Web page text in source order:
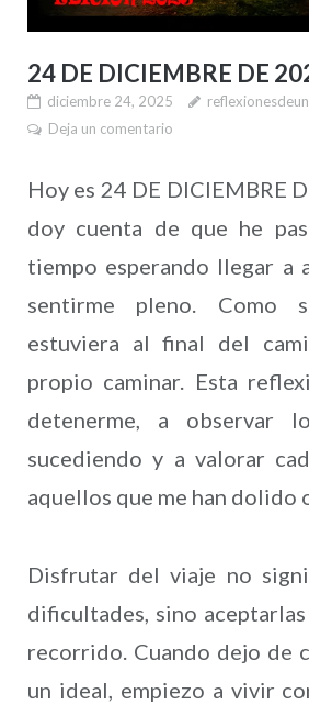
24 DE DICIEMBRE DE
diciembre 24, 2025
Deja un comentario
Hoy es 24 DE DICIEMBRE
doy cuenta de que he
tiempo esperando llegar a
sentirme pleno. Como
estuviera al final del
propio caminar. Esta
detenerme, a observar
sucediendo y a valorar
aquellos que me han dolido
Disfrutar del viaje no
dificultades, sino
recorrido. Cuando dejo de
un ideal, empiezo a vivir